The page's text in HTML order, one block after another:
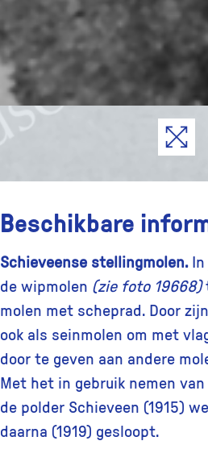
Beschikbare
Schieveense stellingmolen.
de wipmolen (zie foto 19668)
molen met scheprad. Door
ook als seinmolen om met
door te geven aan andere
Met het in gebruik nemen
de polder Schieveen (1915)
daarna (1919) gesloopt.